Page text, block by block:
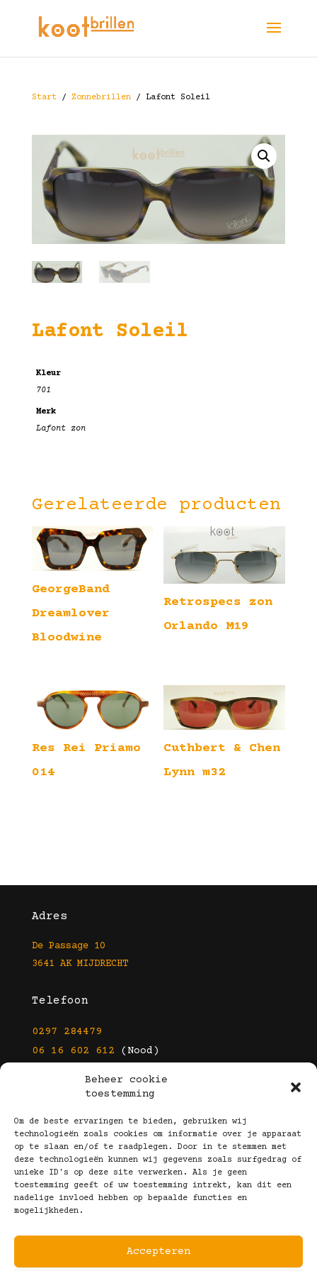
Beheer cookie
toestemming
Om de beste ervaringen te bieden, gebruiken wij
technologieën zoals cookies om informatie over je apparaat
op te slaan en/of te raadplegen. Door in te stemmen met
deze technologieën kunnen wij gegevens zoals surfgedrag of
unieke ID's op deze site verwerken. Als je geen
toestemming geeft of uw toestemming intrekt, kan dit een
nadelige invloed hebben op bepaalde functies en
mogelijkheden.
Accepteren
Start/ Zonnebrillen/ Lafont Soleil
Lafont Soleil
Kleur
701
Merk
Lafont zon
Gerelateerde producten
GeorgeBand
Dreamlover
Bloodwine
Retrospecs zon
Orlando M19
Res Rei Priamo
014
Cuthbert & Chen
Lynn m32
Adres
De Passage 10
3641 AK MIJDRECHT
Telefoon
0297 284479
06 16 602 612 (Nood)
info@kootbrillen.nl
Volg Ons!
Copyright © 2025 Koot Brillen